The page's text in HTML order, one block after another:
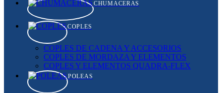
CHUMACERAS
COPLES
COPLES DE CADENA Y ACCESORIOS
COPLES DE MORDAZA Y ELEMENTOS
COPLES Y ELEMENTOS QUADRA-FLEX
POLEAS